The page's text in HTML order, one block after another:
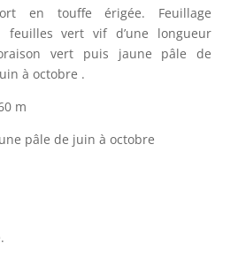
en touffe érigée. Feuillage
feuilles vert vif d’une longueur
vert puis jaune pâle de
à octobre .
m
pâle de juin à octobre